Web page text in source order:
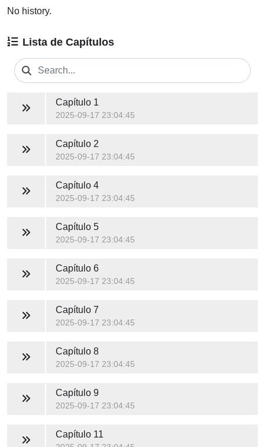
No history.
Lista de Capítulos
Capítulo 1
2025-09-17 23:04:45
Capítulo 2
2025-09-17 23:04:45
Capítulo 4
2025-09-17 23:04:45
Capítulo 5
2025-09-17 23:04:45
Capítulo 6
2025-09-17 23:04:45
Capítulo 7
2025-09-17 23:04:45
Capítulo 8
2025-09-17 23:04:45
Capítulo 9
2025-09-17 23:04:45
Capítulo 11